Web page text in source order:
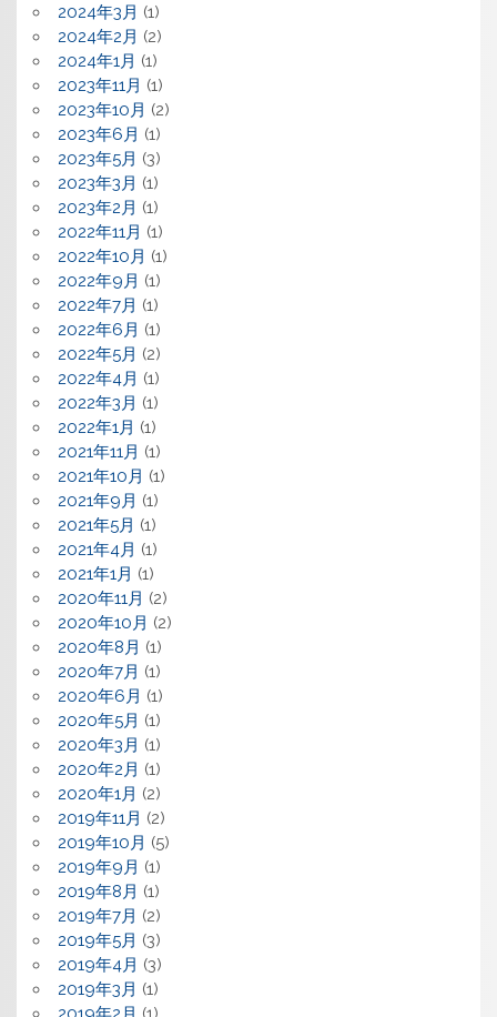
2024年3月 (1)
2024年2月 (2)
2024年1月 (1)
2023年11月 (1)
2023年10月 (2)
2023年6月 (1)
2023年5月 (3)
2023年3月 (1)
2023年2月 (1)
2022年11月 (1)
2022年10月 (1)
2022年9月 (1)
2022年7月 (1)
2022年6月 (1)
2022年5月 (2)
2022年4月 (1)
2022年3月 (1)
2022年1月 (1)
2021年11月 (1)
2021年10月 (1)
2021年9月 (1)
2021年5月 (1)
2021年4月 (1)
2021年1月 (1)
2020年11月 (2)
2020年10月 (2)
2020年8月 (1)
2020年7月 (1)
2020年6月 (1)
2020年5月 (1)
2020年3月 (1)
2020年2月 (1)
2020年1月 (2)
2019年11月 (2)
2019年10月 (5)
2019年9月 (1)
2019年8月 (1)
2019年7月 (2)
2019年5月 (3)
2019年4月 (3)
2019年3月 (1)